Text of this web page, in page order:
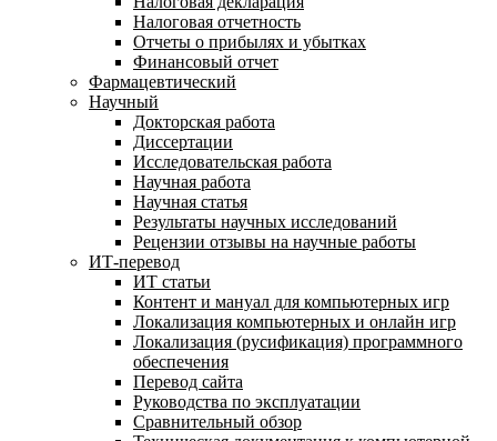
Налоговая отчетность
Отчеты о прибылях и убытках
Финансовый отчет
Фармацевтический
Научный
Докторская работа
Диссертации
Исследовательская работа
Научная работа
Научная статья
Результаты научных исследований
Рецензии отзывы на научные работы
ИТ-перевод
ИТ статьи
Контент и мануал для компьютерных игр
Локализация компьютерных и онлайн игр
Локализация (русификация) программного
обеспечения
Перевод сайта
Руководства по эксплуатации
Сравнительный обзор